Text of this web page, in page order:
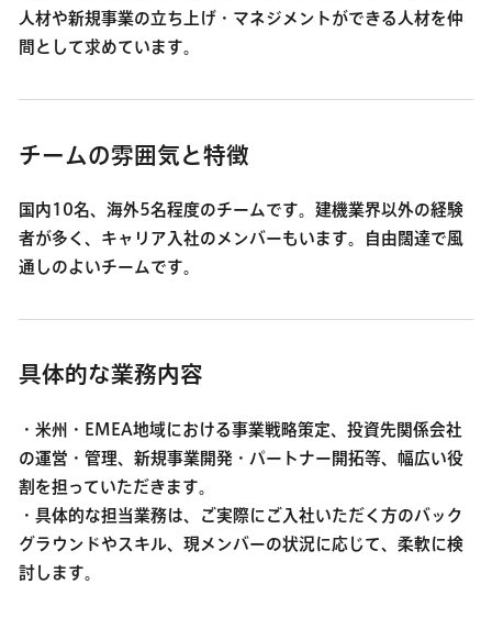
人材や新規事業の立ち上げ・マネジメントができる人材を仲
間として求めています。
チームの雰囲気と特徴
国内10名、海外5名程度のチームです。建機業界以外の経験
者が多く、キャリア入社のメンバーもいます。自由闊達で風
通しのよいチームです。
具体的な業務内容
・米州・EMEA地域における事業戦略策定、投資先関係会社
の運営・管理、新規事業開発・パートナー開拓等、幅広い役
割を担っていただきます。
・具体的な担当業務は、ご実際にご入社いただく方のバック
グラウンドやスキル、現メンバーの状況に応じて、柔軟に検
討します。